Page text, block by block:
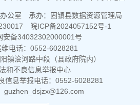
公室
承办：固镇县数据资源管理局
皖ICP备2024057152号-1
安备34032302000001号
电话：0552-6028281
镇浍河路中段（县政府院内）
和不良信息举报中心
信息举报电话：0552-6028281
guzhen_dsjzx@126.com